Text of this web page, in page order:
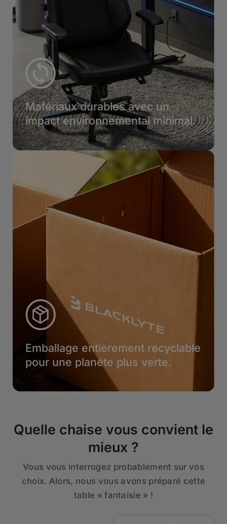
Matériaux durables avec un
impact environnemental minimal.
Emballage entièrement recyclable
pour une planète plus verte.
Quelle chaise vous convient le
mieux ?
Vous vous interrogez probablement sur vos
choix. Alors, nous vous avons préparé cette
table « fantaisie » !